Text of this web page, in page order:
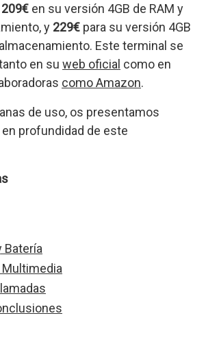
209€ en su versión 4GB de RAM y
y 229€ para su versión 4GB
Este terminal se
en su web oficial como en
como Amazon.
de uso, os presentamos
profundidad de este
Batería